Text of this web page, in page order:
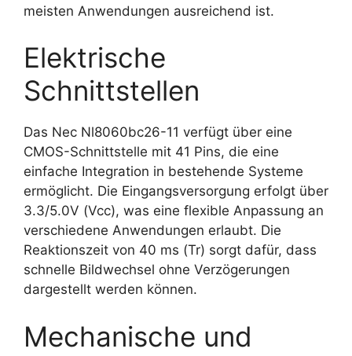
meisten Anwendungen ausreichend ist.
Elektrische
Schnittstellen
Das Nec Nl8060bc26-11 verfügt über eine
CMOS-Schnittstelle mit 41 Pins, die eine
einfache Integration in bestehende Systeme
ermöglicht. Die Eingangsversorgung erfolgt über
3.3/5.0V (Vcc), was eine flexible Anpassung an
verschiedene Anwendungen erlaubt. Die
Reaktionszeit von 40 ms (Tr) sorgt dafür, dass
schnelle Bildwechsel ohne Verzögerungen
dargestellt werden können.
Mechanische und